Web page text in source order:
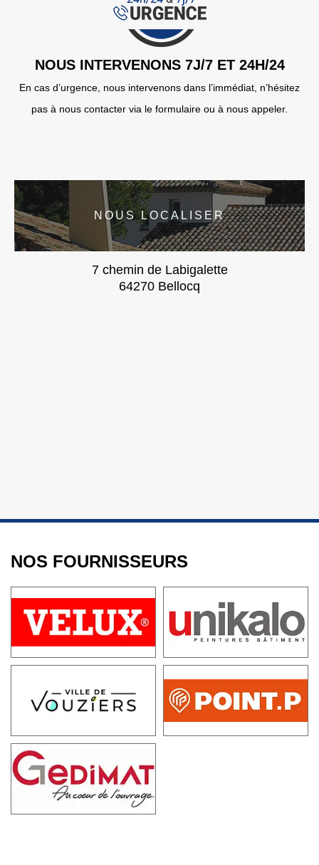
NOUS INTERVENONS 7J/7 ET 24H/24
En cas d’urgence, nous intervenons dans l’immédiat, n’hésitez
pas à nous contacter via le formulaire ou à nous appeler.
NOUS LOCALISER
7 chemin de Labigalette
64270 Bellocq
NOS FOURNISSEURS